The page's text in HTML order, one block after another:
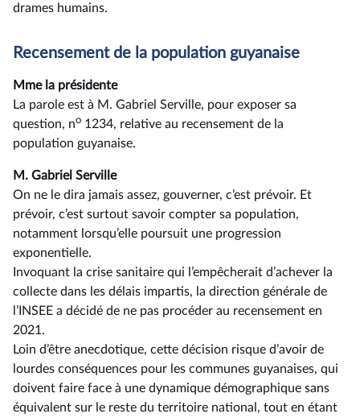
drames humains.
Recensement de la population guyanaise
Mme la présidente
La parole est à M. Gabriel Serville, pour exposer sa
question, no 1234, relative au recensement de la
population guyanaise.
M. Gabriel Serville
On ne le dira jamais assez, gouverner, c’est prévoir. Et
prévoir, c’est surtout savoir compter sa population,
notamment lorsqu’elle poursuit une progression
exponentielle.
Invoquant la crise sanitaire qui l’empêcherait d’achever la
collecte dans les délais impartis, la direction générale de
l’INSEE a décidé de ne pas procéder au recensement en
2021.
Loin d’être anecdotique, cette décision risque d’avoir de
lourdes conséquences pour les communes guyanaises, qui
doivent faire face à une dynamique démographique sans
équivalent sur le reste du territoire national, tout en étant